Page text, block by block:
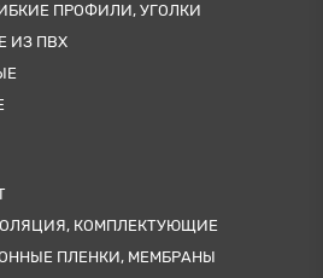
ПРОФИЛИ, УГОЛКИ
ИЗ ПВХ
КОМПЛЕКТУЮЩИЕ
ПЛЕНКИ, МЕМБРАНЫ